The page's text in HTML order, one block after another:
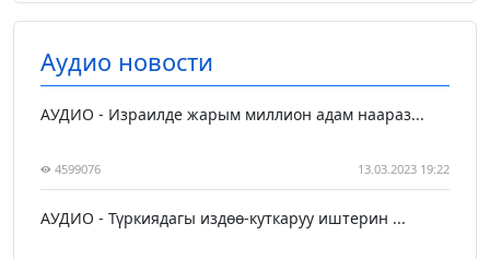
Аудио новости
АУДИО - Израилде жарым миллион адам наараз...
4599076 13.03.2023 19:22
АУДИО - Түркиядагы издөө-куткаруу иштерин ...